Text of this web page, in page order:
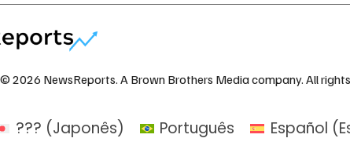
© 2026 NewsReports. A Brown Brothers Media company. All
??? (Japonês) Português Español (